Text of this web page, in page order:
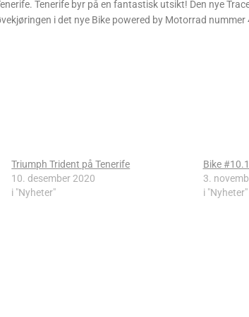
Tenerife byr på en fantastisk utsikt! Den nye
i det nye Bike powered by Motorrad nummer
Triumph Trident på Tenerife
10. desember 2020
i "Nyheter"
Bike
3.
i "Nyheter"